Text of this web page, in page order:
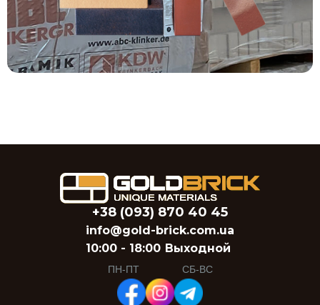
+38 (093) 870 40 45
info@gold-brick.com.ua
10:00 - 18:00
ПН-ПТ
Выходной
СБ-ВС